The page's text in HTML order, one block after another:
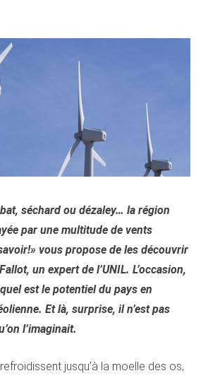
séchard ou dézaley… la région
par une multitude de vents
vous propose de les découvrir
un expert de l’UNIL. L’occasion,
est le potentiel du pays en
Et là, surprise, il n’est pas
l’imaginait.
jusqu’à la moelle des os,